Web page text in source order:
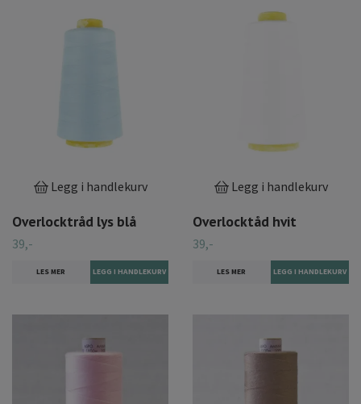
Legg i handlekurv
Overlocktråd lys blå
39,-
LES MER
Legg i handlekurv
Overlocktåd hvit
39,-
LES MER